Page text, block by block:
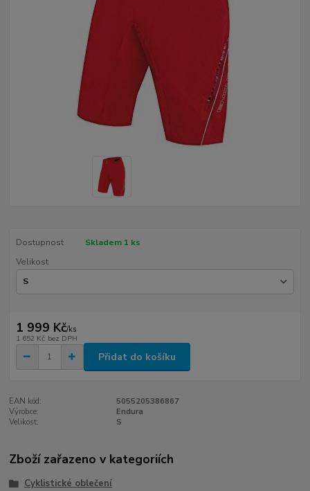
Dostupnost
Skladem 1 ks
Velikost
1 999 Kč/ks
1 652 Kč bez DPH
Přidat do košíku
EAN kód:
5055205386867
Výrobce:
Endura
Velikost:
S
Zboží zařazeno v kategoriích
Cyklistické oblečení